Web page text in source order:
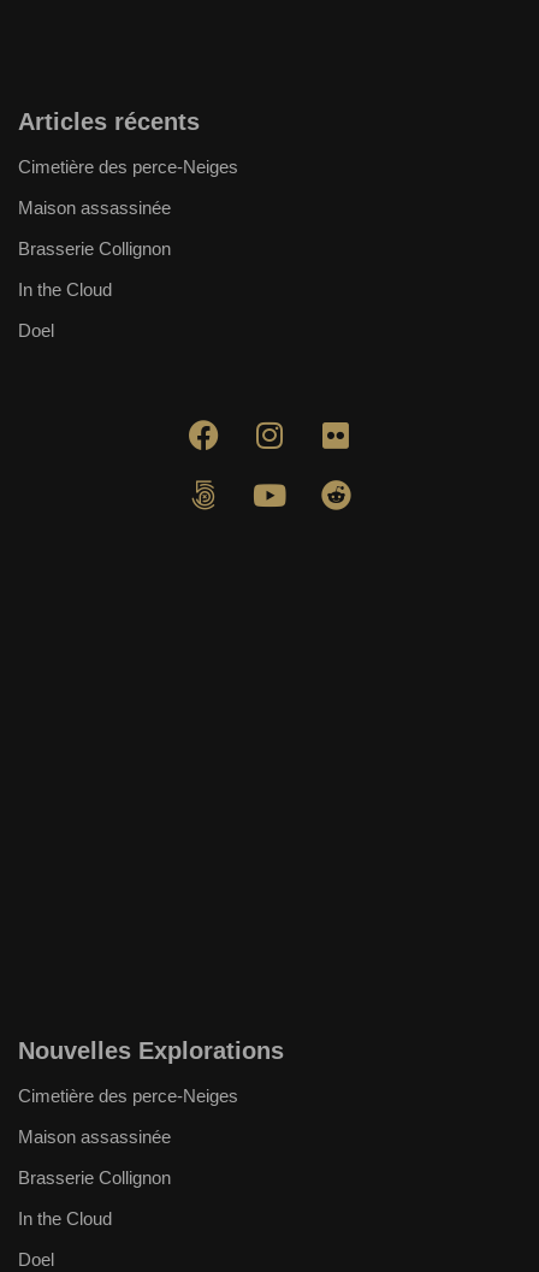
Articles récents
Cimetière des perce-Neiges
Maison assassinée
Brasserie Collignon
In the Cloud
Doel
Nouvelles Explorations
Cimetière des perce-Neiges
Maison assassinée
Brasserie Collignon
In the Cloud
Doel